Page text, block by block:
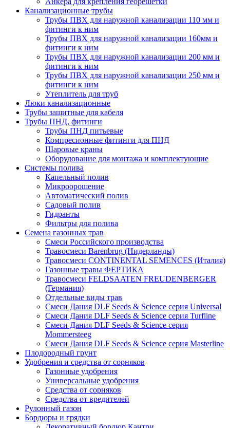
Канализационные трубы
Трубы ПВХ для наружной канализации 110 мм и
фитинги к ним
Трубы ПВХ для наружной канализации 160мм и
фитинги к ним
Трубы ПВХ для наружной канализации 200 мм и
фитинги к ним
Трубы ПВХ для наружной канализации 250 мм и
фитинги к ним
Утеплитель для труб
Люки канализационные
Трубы защитные для кабеля
Трубы ПНД, фитинги
Трубы ПНД питьевые
Компресионные фитинги для ПНД
Шаровые краны
Оборудование для монтажа и комплектующие
Системы полива
Капельный полив
Микроорошение
Автоматический полив
Садовый полив
Гидранты
Фильтры для полива
Семена газонных трав
Смеси Российского производства
Травосмеси Barenbrug (Нидерланды)
Травосмеси CONTINENTAL SEMENCES (Италия)
Газонные травы ФЕРТИКА
Травосмеси FELDSAATEN FREUDENBERGER
(Германия)
Отдельные виды трав
Смеси Дания DLF Seeds & Sciеnce серия Universal
Смеси Дания DLF Seeds & Sciеnce серия Turfline
Смеси Дания DLF Seeds & Sciеnce серия
Mommersteeg
Смеси Дания DLF Seeds & Sciеnce серия Masterline
Плодородный грунт
Удобрения и средства от сорняков
Газонные удобрения
Универсальные удобрения
Средства от сорняков
Средства от вредителей
Рулонный газон
Бордюры и грядки